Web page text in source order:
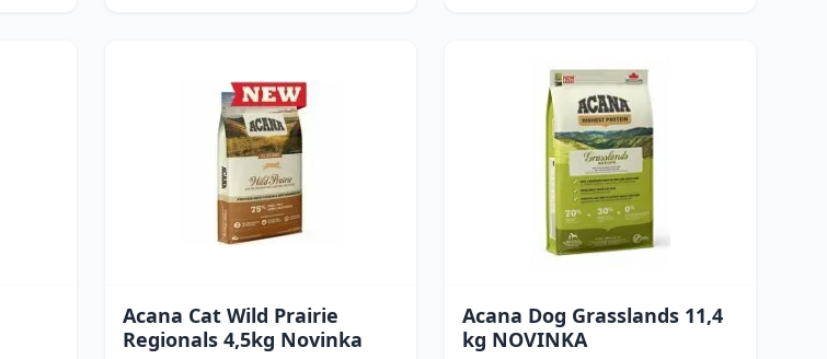
Acana Cat Wild Prairie
Regionals 4,5kg Novinka
Acana Dog Grasslands 11,4
kg NOVINKA